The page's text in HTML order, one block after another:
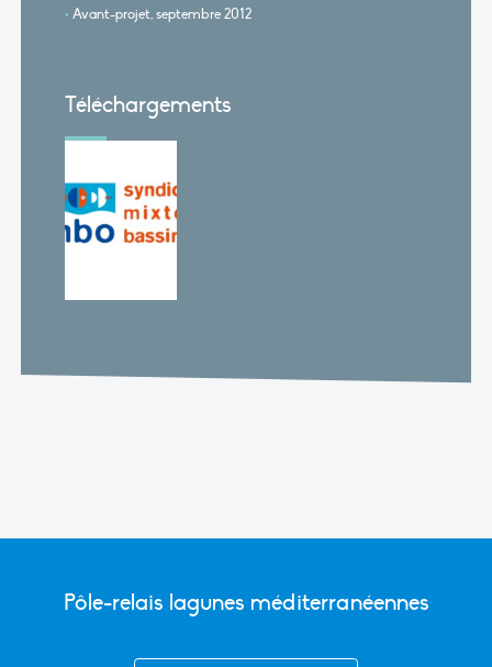
Avant-projet, septembre 2012
Téléchargements
Pôle-relais lagunes méditerranéennes